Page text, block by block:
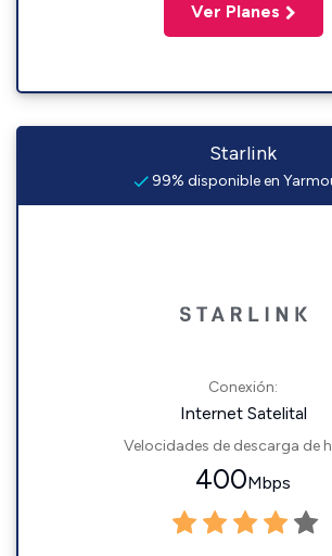
Ver Planes
Starlink
99% disponible en
Conexión:
Internet Satelital
Velocidades de descarga de
400Mbps